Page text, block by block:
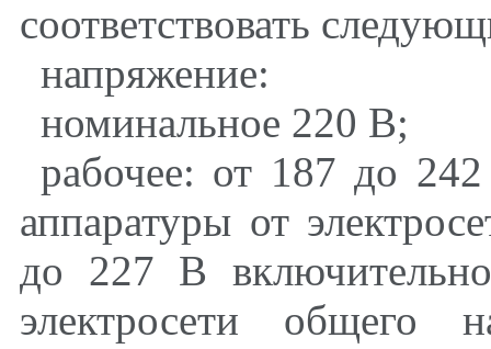
соответствовать
напряжение:
номинальное 220 В;
рабочее: от 187 до
аппаратуры от
до 227 В
электросети общего